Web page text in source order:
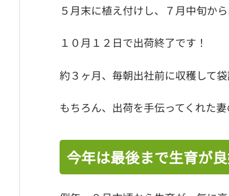
５月末に植え付けし、７月中旬か
１０月１２日で出荷終了です！
約３ヶ月、毎朝出社前に収穫して
もちろん、出荷を手伝ってくれた
今年は最後まで生育が良